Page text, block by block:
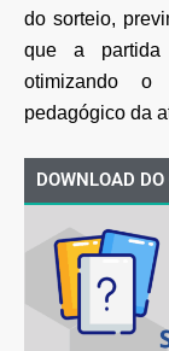
do sorteio,
que a
otimizando
pedagógico da
DOWNLOAD